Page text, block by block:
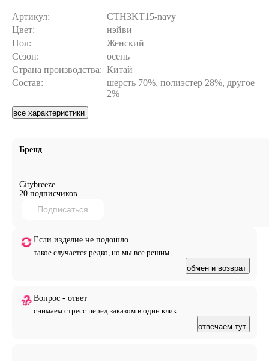
Артикул:
CTH3KT15-navy
Цвет:
нэйви
Пол:
Женский
Сезон:
осень
Страна производства: Китай
Состав:
шерсть 70%, полиэстер 28%, другое
2%
все характеристики
Бренд
Citybreeze
20 подписчиков
Подписаться
Если изделие не подошло
такое случается редко, но мы все решим
обмен и возврат
Вопрос - ответ
снимаем стресс перед заказом в один клик
отвечаем тут